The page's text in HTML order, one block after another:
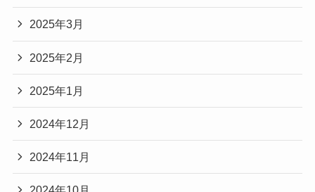
2025年3月
2025年2月
2025年1月
2024年12月
2024年11月